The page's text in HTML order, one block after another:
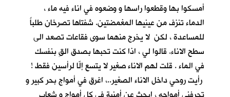
أمسكوا بها وقطعوا راسها و وضعوه في اناء فيه ماء ،
الدماء تنزف من عينيها المغمضتين. شفتاها تصرخان طلباً
للمساعدة ، لكن لا يخرج منهما سوى فقاعات تصعد الى
سطح الاناء. قالوا لي ، اذا كنت تحبها بصدق القِ بنفسك
في الماء . قلت لهم الاناء صغير لا يتسع إلّا لرأسين فقط !
رأيت روحي داخل الاناء الصغير..، اغرق في أمواج بحر كبير و